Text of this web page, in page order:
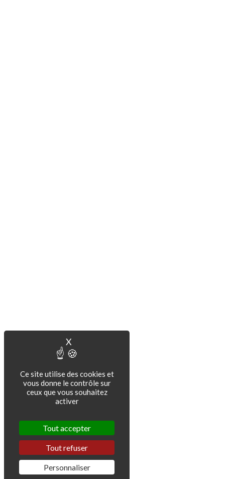
Ce site utilise des cookies et
vous donne le contrôle sur
ceux que vous souhaitez
activer
Tout accepter
Tout refuser
Personnaliser
X